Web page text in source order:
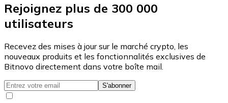
Rejoignez plus de 300 000
utilisateurs
Recevez des mises à jour sur le marché crypto, les
nouveaux produits et les fonctionnalités exclusives de
Bitnovo directement dans votre boîte mail.
S'abonner